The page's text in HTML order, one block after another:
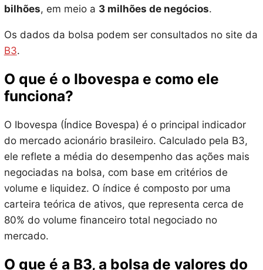
bilhões, em meio a 3 milhões de negócios.
Os dados da bolsa podem ser consultados no site da
B3.
O que é o Ibovespa e como ele
funciona?
O Ibovespa (Índice Bovespa) é o principal indicador
do mercado acionário brasileiro. Calculado pela B3,
ele reflete a média do desempenho das ações mais
negociadas na bolsa, com base em critérios de
volume e liquidez. O índice é composto por uma
carteira teórica de ativos, que representa cerca de
80% do volume financeiro total negociado no
mercado.
O que é a B3, a bolsa de valores do